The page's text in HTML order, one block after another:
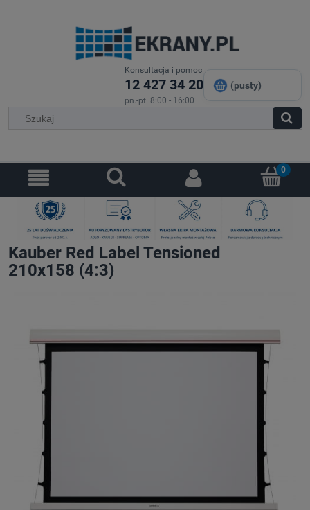
Konsultacja i pomoc
12 427 34 20
pn.-pt. 8:00 - 16:00
(pusty)
Kauber Red Label Tensioned
210x158 (4:3)